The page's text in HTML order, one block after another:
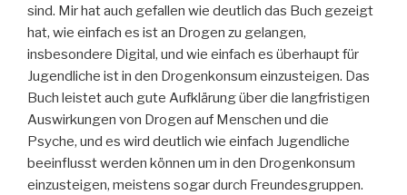
sind. Mir hat auch gefallen wie deutlich das Buch gezeigt
hat, wie einfach es ist an Drogen zu gelangen,
insbesondere Digital, und wie einfach es überhaupt für
Jugendliche ist in den Drogenkonsum einzusteigen. Das
Buch leistet auch gute Aufklärung über die langfristigen
Auswirkungen von Drogen auf Menschen und die
Psyche, und es wird deutlich wie einfach Jugendliche
beeinflusst werden können um in den Drogenkonsum
einzusteigen, meistens sogar durch Freundesgruppen.